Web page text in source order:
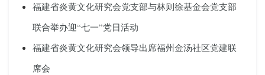
福建省炎黄文化研究会党支部与林则徐基金会党支部
联合举办迎“七一”党日活动
福建省炎黄文化研究会领导出席福州金汤社区党建联
席会